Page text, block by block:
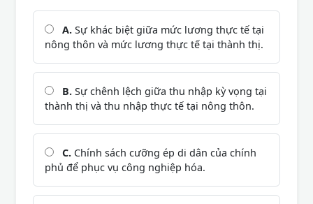
A. Sự khác biệt giữa mức lương thực tế tại
nông thôn và mức lương thực tế tại thành thị.
B. Sự chênh lệch giữa thu nhập kỳ vọng tại
thành thị và thu nhập thực tế tại nông thôn.
C. Chính sách cưỡng ép di dân của chính
phủ để phục vụ công nghiệp hóa.